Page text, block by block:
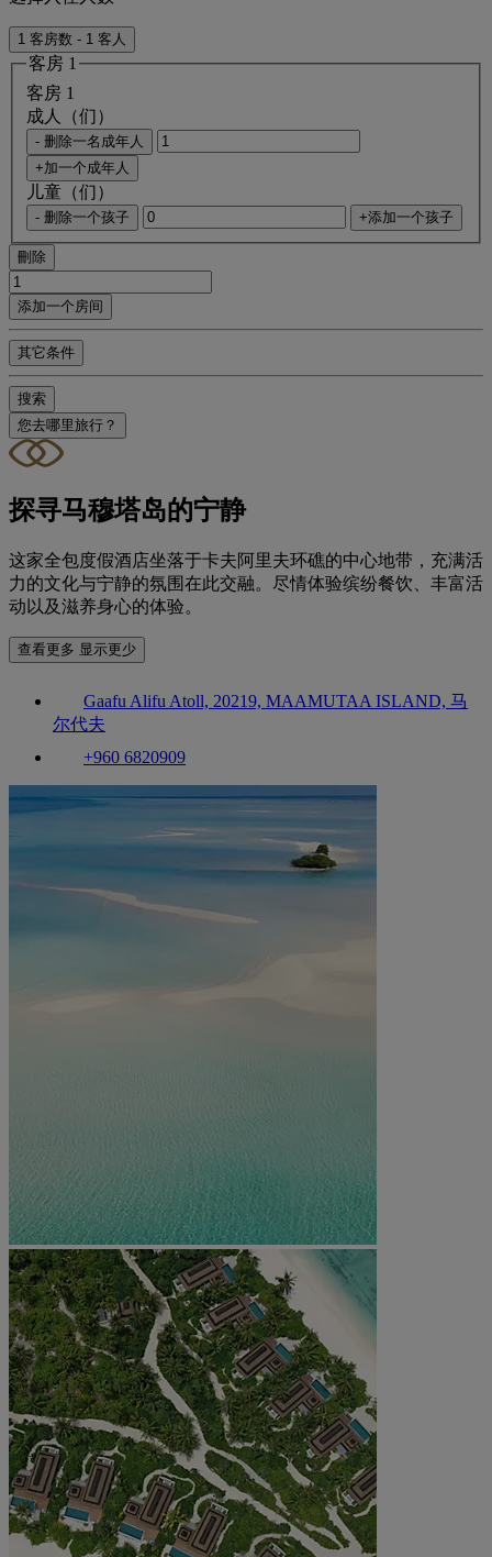
1 客房数 - 1 客人
客房 1
客房 1
成人（们）
- 删除一名成年人
+加一个成年人
儿童（们）
- 删除一个孩子 +添加一个孩子
刪除
添加一个房间
其它条件
搜索
您去哪里旅行？
探寻马穆塔岛的宁静
这家全包度假酒店坐落于卡夫阿里夫环礁的中心地带，充满活
力的文化与宁静的氛围在此交融。尽情体验缤纷餐饮、丰富活
动以及滋养身心的体验。
查看更多 显示更少
Gaafu Alifu Atoll, 20219, MAAMUTAA ISLAND, 马
尔代夫
+960 6820909